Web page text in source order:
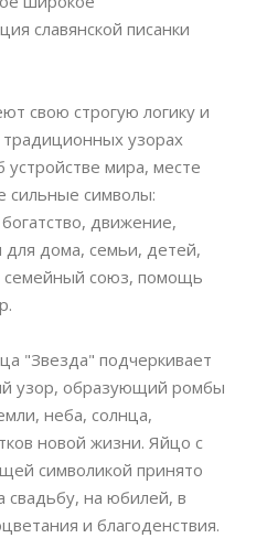
славянской писанки
свою строгую логику и
традиционных узорах
мира, месте
сильные символы:
движение,
для дома, семьи, детей,
семейный союз, помощь
"Звезда" подчеркивает
узор, образующий ромбы
неба, солнца,
новой жизни. Яйцо с
символикой принято
свадьбу, на юбилей, в
и благоденствия.